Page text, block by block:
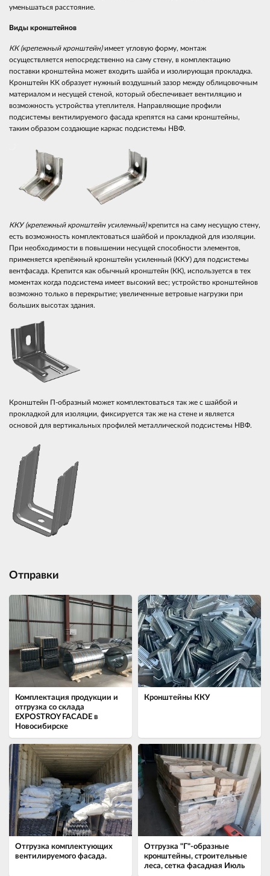
уменьшаться расстояние.
Виды кронштейнов
КК (крепежный кронштейн)имеет угловую форму, монтаж
осуществляется непосредственно на саму стену, в комплектацию
поставки кронштейна может входить шайба и изолирующая прокладка.
Кронштейн КК образует нужный воздушный зазор между облицовочным
материалом и несущей стеной, который обеспечивает вентиляцию и
возможность устройства утеплителя. Направляющие профили
подсистемы вентилируемого фасада крепятся на сами кронштейны,
таким образом создающие каркас подсистемы НВФ.
ККУ (крепежный кронштейн усиленный)крепится на саму несущую стену,
есть возможность комплектоваться шайбой и прокладкой для изоляции.
При необходимости в повышении несущей способности элементов,
применяется крепёжный кронштейн усиленный (ККУ) для подсистемы
вентфасада. Крепится как обычный кронштейн (КК), используется в тех
моментах когда подсистема имеет высокий вес; устройство кронштейнов
возможно только в перекрытие; увеличенные ветровые нагрузки при
больших высотах здания.
Кронштейн П-образный может комплектоваться так же с шайбой и
прокладкой для изоляции, фиксируется так же на стене и является
основой для вертикальных профилей металлической подсистемы НВФ.
Отправки
Комплектация продукции и
отгрузка со склада
EXPOSTROY FACADE в
Новосибирске
Кронштейны ККУ
Отгрузка комплектующих
вентилируемого фасада.
Отгрузка "Г"-образные
кронштейны, строительные
леса, сетка фасадная Июль